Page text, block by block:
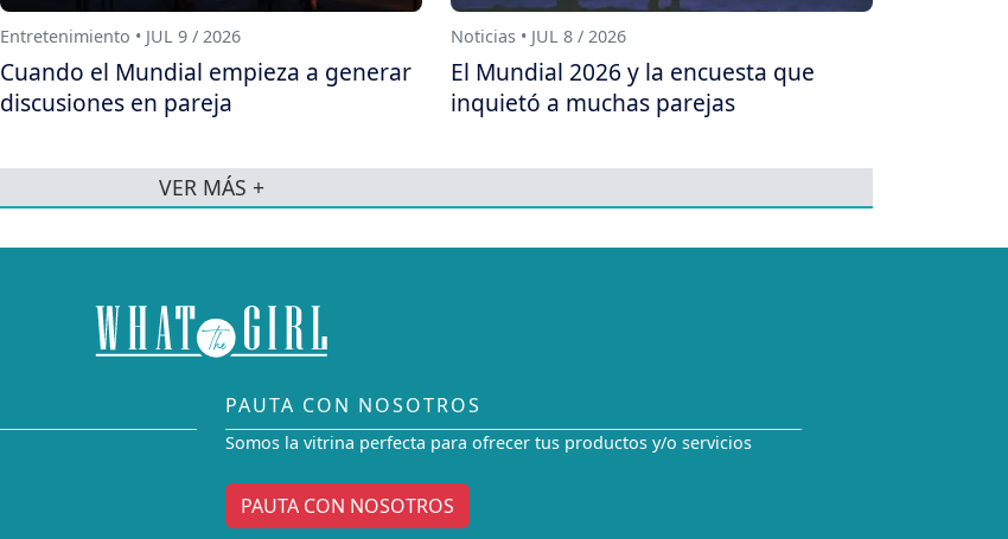
Entretenimiento • JUL 9 / 2026
Cuando el Mundial empieza a generar
discusiones en pareja
Noticias • JUL 8 / 2026
El Mundial 2026 y la encuesta que
inquietó a muchas parejas
VER MÁS +
PAUTA CON NOSOTROS
Somos la vitrina perfecta para ofrecer tus productos y/o servicios
PAUTA CON NOSOTROS